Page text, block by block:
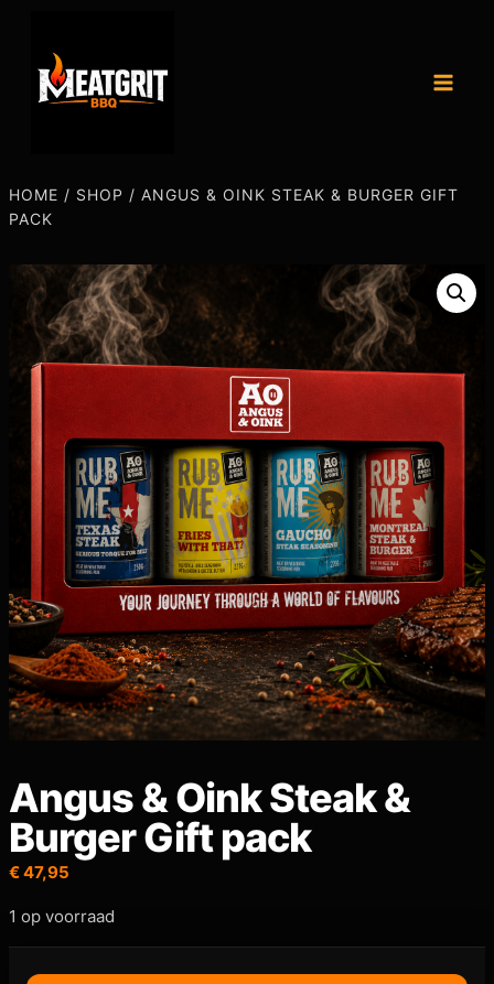
HOME / SHOP / ANGUS & OINK STEAK & BURGER GIFT
PACK
Angus & Oink Steak &
Burger Gift pack
€47,95
1 op voorraad